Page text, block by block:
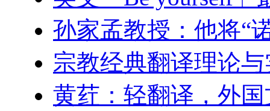
孙家孟教授：他将“
宗教经典翻译理论
黄荭：轻翻译，外